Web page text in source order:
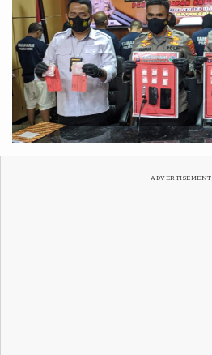
ADVERTISEMENT